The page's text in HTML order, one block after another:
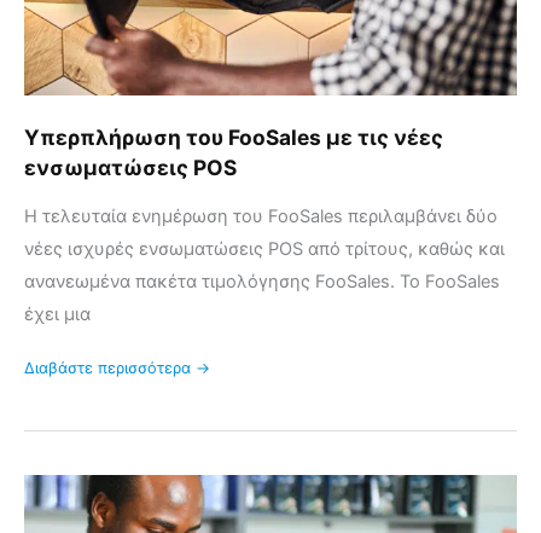
Υπερπλήρωση του FooSales με τις νέες
ενσωματώσεις POS
Η τελευταία ενημέρωση του FooSales περιλαμβάνει δύο
νέες ισχυρές ενσωματώσεις POS από τρίτους, καθώς και
ανανεωμένα πακέτα τιμολόγησης FooSales. Το FooSales
έχει μια
Διαβάστε περισσότερα →
Εισαγωγή
της